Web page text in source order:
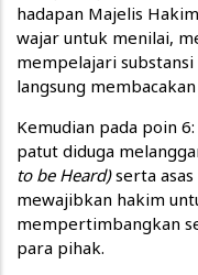
hadapan Majelis
wajar untuk menilai,
mempelajari
langsung
Kemudian pada poin
patut diduga
to be Heard)serta asas
mewajibkan hakim
mempertimbangkan
para pihak.